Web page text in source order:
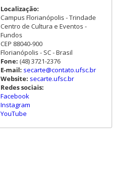
Localização:
Campus Florianópolis - Trindade
Centro de Cultura e Eventos -
Fundos
CEP 88040-900
Florianópolis - SC - Brasil
Fone: (48) 3721-2376
E-mail: secarte@contato.ufsc.br
Website: secarte.ufsc.br
Redes sociais:
Facebook
Instagram
YouTube